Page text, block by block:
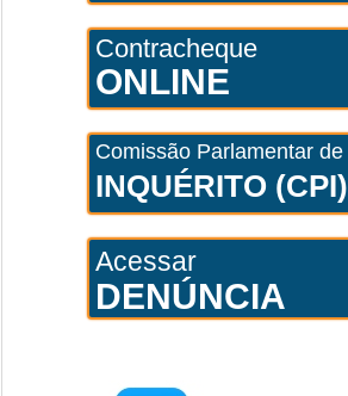
Contracheque
ONLINE
Comissão Parlamentar de
INQUÉRITO (CPI)
Acessar
DENÚNCIA